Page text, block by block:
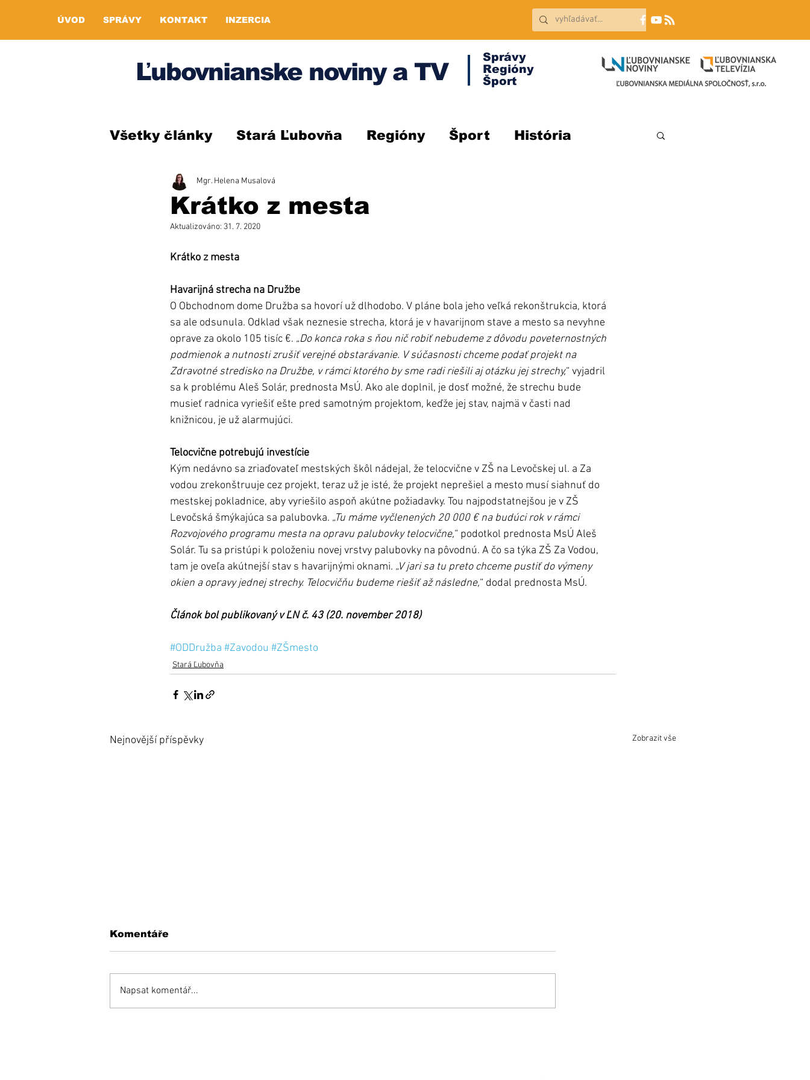
ÚVOD SPRÁVY KONTAKT INZERCIA
Ľubovnianske noviny a TV
Správy
Regióny
Šport
Všetky články Stará Ľubovňa Regióny Šport História
Krátko z mesta
Mgr. Helena Musalová
Aktualizováno: 31. 7. 2020
Krátko z mesta
Havarijná strecha na Družbe
O Obchodnom dome Družba sa hovorí už dlhodobo. V pláne bola jeho veľká rekonštrukcia, ktorá
sa ale odsunula. Odklad však neznesie strecha, ktorá je v havarijnom stave a mesto sa nevyhne
oprave za okolo 105 tisíc €. „Do konca roka s ňou nič robiť nebudeme z dôvodu poveternostných
podmienok a nutnosti zrušiť verejné obstarávanie. V súčasnosti chceme podať projekt na
Zdravotné stredisko na Družbe, v rámci ktorého by sme radi riešili aj otázku jej strechy,“ vyjadril
sa k problému Aleš Solár, prednosta MsÚ. Ako ale doplnil, je dosť možné, že strechu bude
musieť radnica vyriešiť ešte pred samotným projektom, keďže jej stav, najmä v časti nad
knižnicou, je už alarmujúci.
Telocvične potrebujú investície
Kým nedávno sa zriaďovateľ mestských škôl nádejal, že telocvične v ZŠ na Levočskej ul. a Za
vodou zrekonštruuje cez projekt, teraz už je isté, že projekt neprešiel a mesto musí siahnuť do
mestskej pokladnice, aby vyriešilo aspoň akútne požiadavky. Tou najpodstatnejšou je v ZŠ
Levočská šmýkajúca sa palubovka. „Tu máme vyčlenených 20 000 € na budúci rok v rámci
Rozvojového programu mesta na opravu palubovky telocvične,“ podotkol prednosta MsÚ Aleš
Solár. Tu sa pristúpi k položeniu novej vrstvy palubovky na pôvodnú. A čo sa týka ZŠ Za Vodou,
tam je oveľa akútnejší stav s havarijnými oknami. „V jari sa tu preto chceme pustiť do výmeny
okien a opravy jednej strechy. Telocvičňu budeme riešiť až následne,“ dodal prednosta MsÚ.
Článok bol publikovaný v ĽN č. 43 (20. november 2018)
#ODDružba #Zavodou #ZŠmesto
Stará Ľubovňa
Nejnovější příspěvky Zobrazit vše
Komentáře
Napsat komentář...